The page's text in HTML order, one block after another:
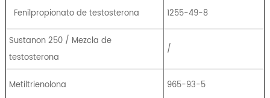
Fenilpropionato de testosterona 1255-49-8
Sustanon 250 / Mezcla de
testosterona
/
Metiltrienolona 965-93-5